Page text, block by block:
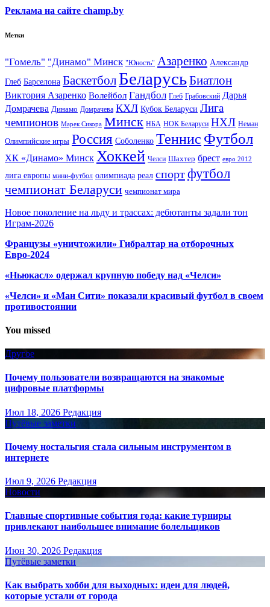
Реклама на сайте champ.by
Метки
"Гомель" "Динамо" Минск "Юность" Азаренко Александр
Глеб Барселона Баскетбол БеларусьБиатлон
Виктория Азаренко Волейбол Гандбол Глеб Грабовский Дарья
Домрачева Динамо Домрачева КХЛ Кубок Беларуси Лига
чемпионов Марек Сикора Минск НБА НОК Беларуси НХЛ Неман
Олимпийские игры Россия Соболенко Теннис Футбол
ХК «Динамо» Минск Хоккей Челси Шахтер брест евро 2012
лига европы мини-футбол олимпиада реал спортфутбол
чемпионат Беларуси чемпионат мира
Новое поколение на льду и трассах: дебютанты задали тон
Играм-2026
Французы «уничтожили» Гибралтар на отборочных
Евро-2024
«Ньюкасл» одержал крупную победу над «Челси»
«Челси» и «Ман Сити» показали красивый футбол в своем
противостоянии
You missed
Другое
Почему пользователи возвращаются на знакомые
цифровые платформы
Июл 18, 2026 Редакция
Путёвые заметки
Почему ностальгия стала сильным инструментом в
интернете
Июл 9, 2026 Редакция
Новости
Главные спортивные события года: какие турниры
привлекают наибольшее внимание болельщиков
Июн 30, 2026 Редакция
Путёвые заметки
Как выбрать хобби для выходных: идеи для людей,
которые устали от города